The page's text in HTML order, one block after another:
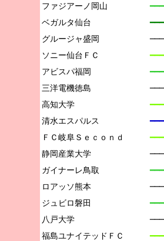
ファジアーノ岡山
ベガルタ仙台
グルージャ盛岡
ソニー仙台ＦＣ
アビスパ福岡
三洋電機徳島
高知大学
清水エスパルス
ＦＣ岐阜Ｓｅｃｏｎｄ
静岡産業大学
ガイナーレ鳥取
ロアッソ熊本
ジュビロ磐田
八戸大学
福島ユナイテッドＦＣ